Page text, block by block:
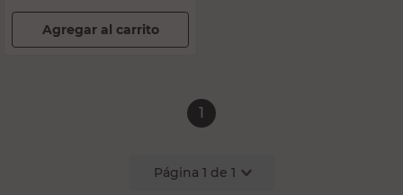
Agregar al carrito
1
Página 1 de 1